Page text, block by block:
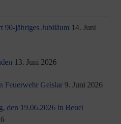
90-jähriges Jubiläum 14. Juni
13. Juni 2026
Feuerwehr Geislar 9. Juni 2026
den 19.06.2026 in Beuel